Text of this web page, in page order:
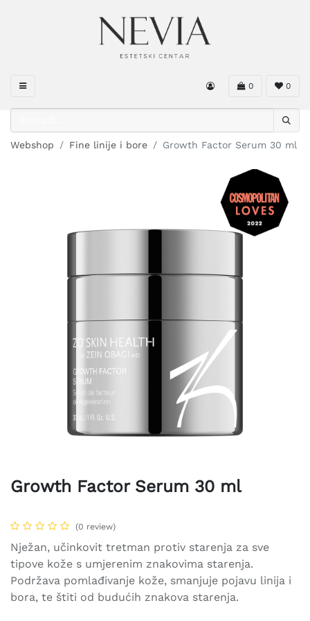
0 0
Webshop Fine linije i bore Growth Factor Serum 30 ml
Growth Factor Serum 30 ml
(0 review)
Nježan, učinkovit tretman protiv starenja za sve
tipove kože s umjerenim znakovima starenja.
Podržava pomlađivanje kože, smanjuje pojavu linija i
bora, te štiti od budućih znakova starenja.